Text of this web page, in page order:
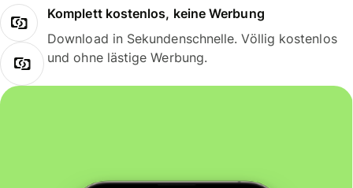
Komplett kostenlos, keine Werbung
Download in Sekundenschnelle. Völlig kostenlos
und ohne lästige Werbung.